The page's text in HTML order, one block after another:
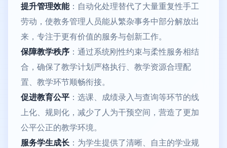
提升管理效能：自动化处理替代了大量重复性手工
劳动，使教务管理人员能从繁杂事务中部分解放出
来，专注于更有价值的服务与创新工作。
保障教学秩序 ：通过系统刚性约束与柔性服务相结
合，确保了教学计划严格执行、教学资源合理配
置、教学环节顺畅衔接。
促进教育公平 ：选课、成绩录入与查询等环节的线
上化、规则化，减少了人为干预空间，营造了更加
公平公正的教学环境。
服务学生成长 ：为学生提供了清晰、自主的学业规